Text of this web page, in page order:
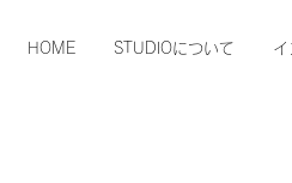
HOME STUDIOについて イ